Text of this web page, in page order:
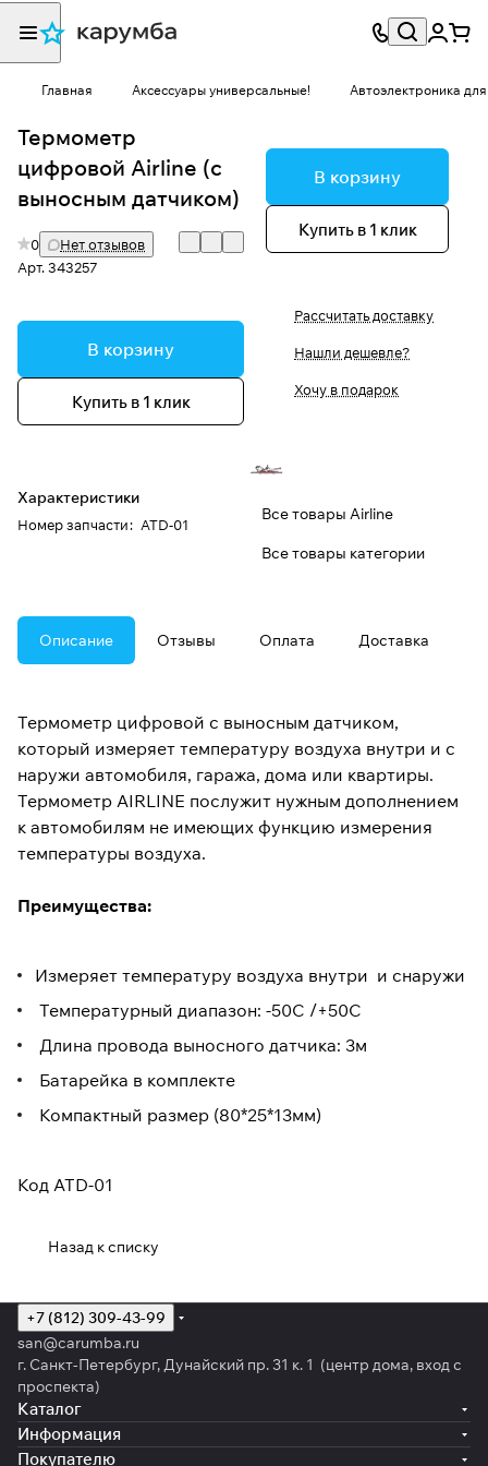
Главная Аксессуары универсальные! Автоэлектроника
Термометр
цифровой Airline (с
выносным датчиком)
0
Нет отзывов
Арт.343257
В корзину
Купить в 1 клик
Характеристики
Номер запчасти: ATD-01
В корзину
Купить в 1 клик
Рассчитать доставку
Нашли дешевле?
Хочу в подарок
Все товары Airline
Все товары категории
Описание Отзывы Оплата Доставка
Термометр цифровой с выносным датчиком,
который измеряет температуру воздуха внутри и с
наружи автомобиля, гаража, дома или квартиры.
Термометр AIRLINE послужит нужным дополнением
к автомобилям не имеющих функцию измерения
температуры воздуха.
Преимущества:
Измеряет температуру воздуха внутри и снаружи
Температурный диапазон: -50С /+50С
Длина провода выносного датчика: 3м
Батарейка в комплекте
Компактный размер (80*25*13мм)
Код ATD-01
Назад к списку
+7 (812) 309-43-99
san@carumba.ru
г. Санкт-Петербург, Дунайский пр. 31 к. 1 (центр дома, вход с
проспекта)
Каталог
Информация
Покупателю